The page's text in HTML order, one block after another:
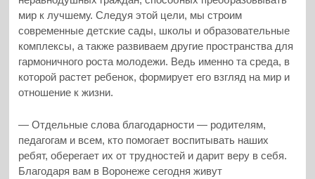
мир к лучшему. Следуя этой цели, мы строим
современные детские сады, школы и образовательные
комплексы, а также развиваем другие пространства для
гармоничного роста молодежи. Ведь именно та среда, в
которой растет ребенок, формирует его взгляд на мир и
отношение к жизни.
— Отдельные слова благодарности — родителям,
педагогам и всем, кто помогает воспитывать наших
ребят, оберегает их от трудностей и дарит веру в себя.
Благодаря вам в Воронеже сегодня живут